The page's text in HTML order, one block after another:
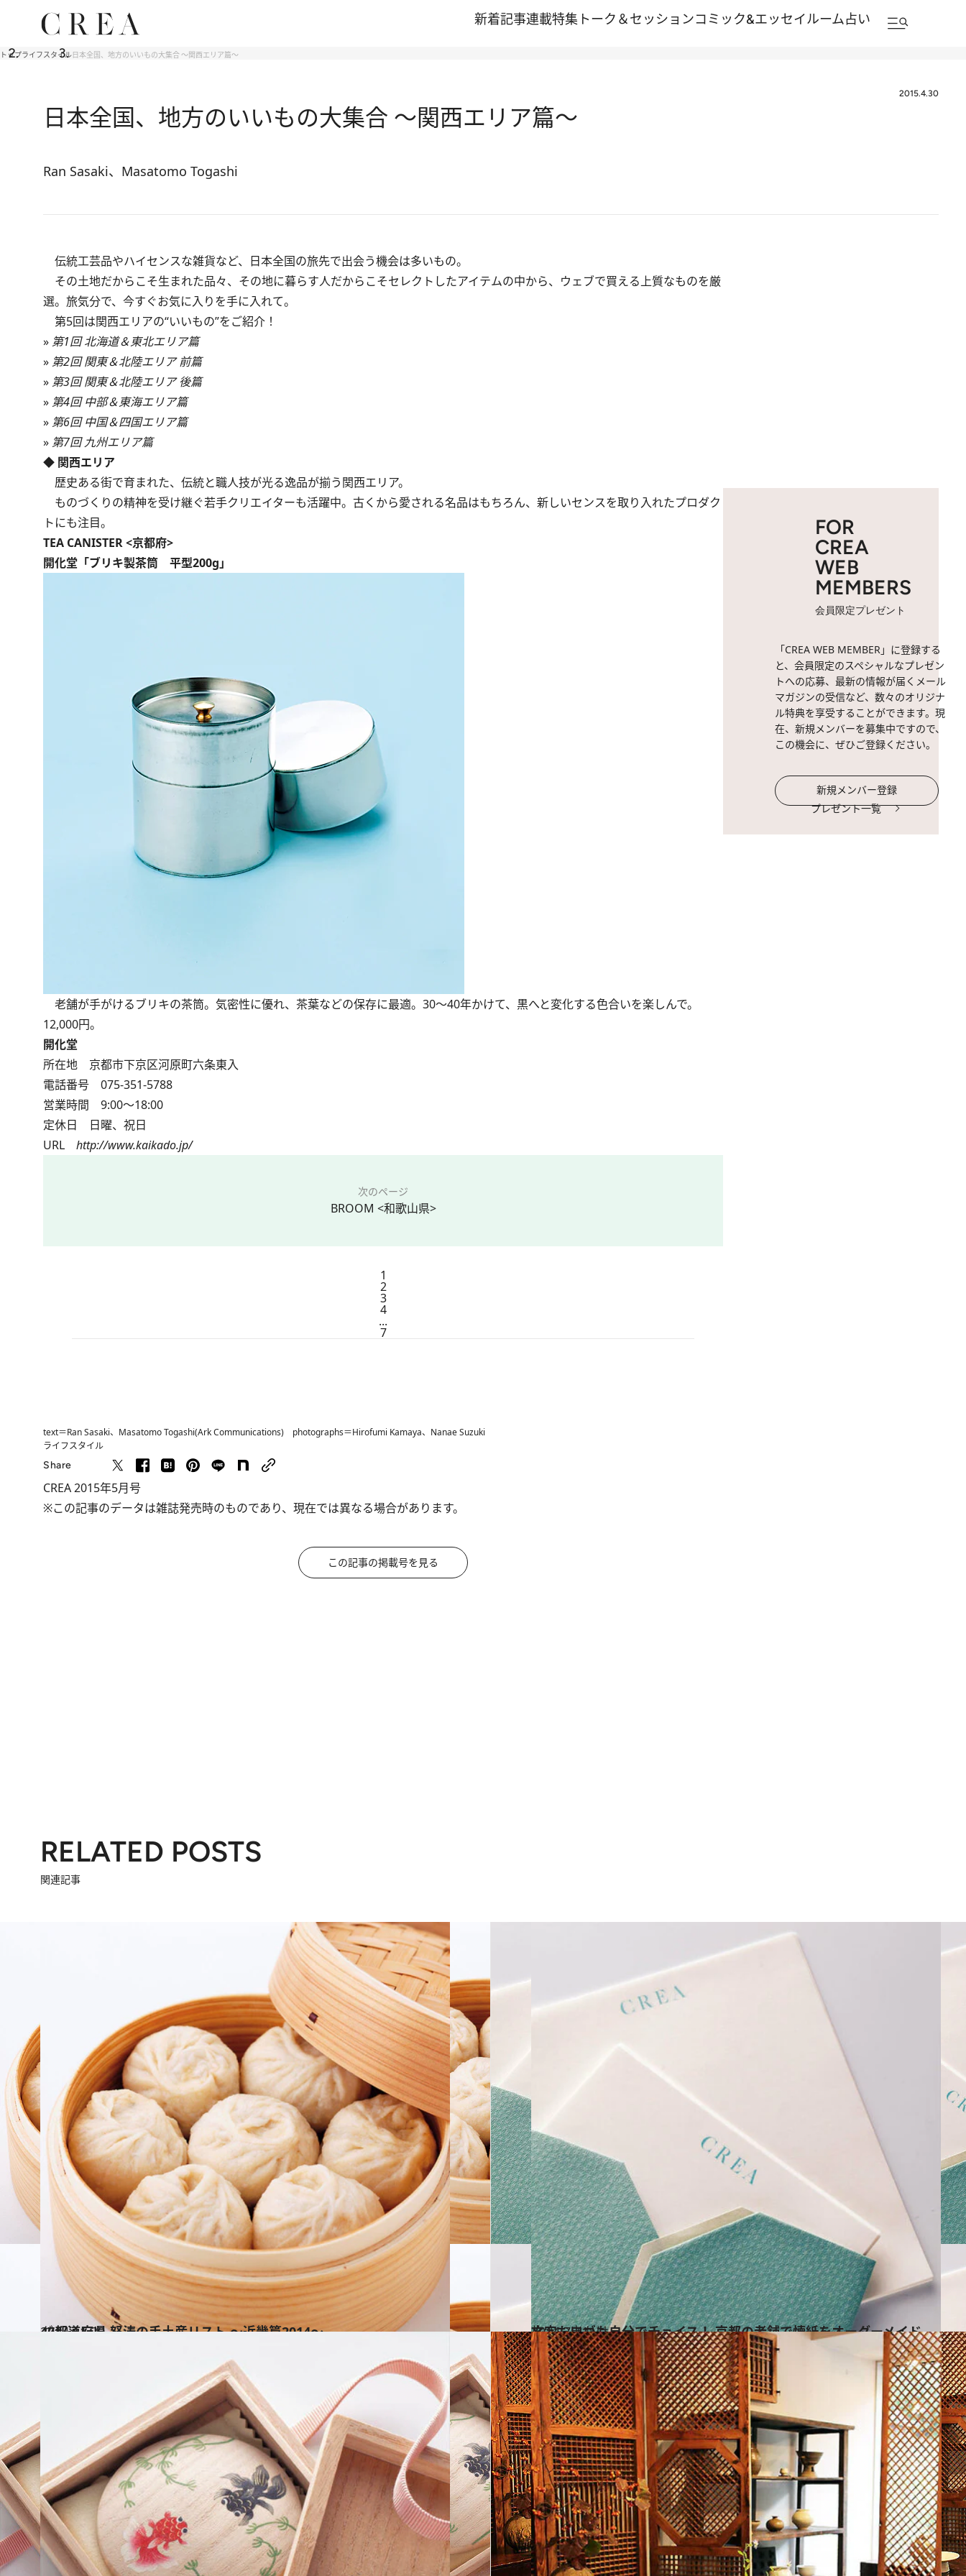
新着記事連載特集 トーク＆セッションコミック&エッセイルーム占い
トップライフスタイル日本全国、地方のいいもの大集合 ～関西エリア篇～
2015.4.30
日本全国、地方のいいもの大集合 ～関西エリア篇～
Ran Sasaki、Masatomo Togashi
伝統工芸品やハイセンスな雑貨など、日本全国の旅先で出会う機会は多いもの。
その土地だからこそ生まれた品々、その地に暮らす人だからこそセレクトしたアイテムの中から、ウェブで買える上質なものを厳
選。旅気分で、今すぐお気に入りを手に入れて。
第5回は関西エリアの“いいもの”をご紹介！
» 第1回 北海道＆東北エリア篇
» 第2回 関東＆北陸エリア 前篇
» 第3回 関東＆北陸エリア 後篇
» 第4回 中部＆東海エリア篇
» 第6回 中国＆四国エリア篇
» 第7回 九州エリア篇
◆ 関西エリア
歴史ある街で育まれた、伝統と職人技が光る逸品が揃う関西エリア。
ものづくりの精神を受け継ぐ若手クリエイターも活躍中。古くから愛される名品はもちろん、新しいセンスを取り入れたプロダク
トにも注目。
TEA CANISTER <京都府>
開化堂「ブリキ製茶筒 平型200g」
老舗が手がけるブリキの茶筒。気密性に優れ、茶葉などの保存に最適。30〜40年かけて、黒へと変化する色合いを楽しんで。
12,000円。
開化堂
所在地 京都市下京区河原町六条東入
電話番号 075-351-5788
営業時間 9:00～18:00
定休日 日曜、祝日
URL http://www.kaikado.jp/
次のページ
BROOM <和歌山県>
1
2
3
4
...
7
text＝Ran Sasaki、Masatomo Togashi(Ark Communications) photographs＝Hirofumi Kamaya、Nanae Suzuki
ライフスタイル
Share
CREA 2015年5月号
※この記事のデータは雑誌発売時のものであり、現在では異なる場合があります。
この記事の掲載号を見る
FOR
CREA
WEB
MEMBERS
会員限定プレゼント
「CREA WEB MEMBER」に登録する
と、会員限定のスペシャルなプレゼン
トへの応募、最新の情報が届くメール
マガジンの受信など、数々のオリジナ
ル特典を享受することができます。現
在、新規メンバーを募集中ですので、
この機会に、ぜひご登録ください。
新規メンバー登録
プレゼント一覧
RELATED POSTS
関連記事
2014.11.29
47都道府県 怒涛の手土産リスト ～近畿篇2014～
グルメ 2014.7.11
文字もロゴも自分でチョイス！ 京都の老舗で懐紙をオーダーメイド
旅＆お出かけ